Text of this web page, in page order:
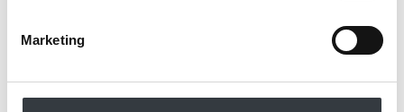
Marketing
*Obligatorisk